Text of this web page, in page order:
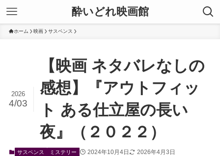
酔いどれ映画館
ホーム 映画 サスペンス
【映画 ネタバレなしの
感想】『アウトフィッ
ト ある仕立屋の長い
夜』（２０２２）
2026
4/03
サスペンス ミステリー 2024年10月4日 2026年4月3日